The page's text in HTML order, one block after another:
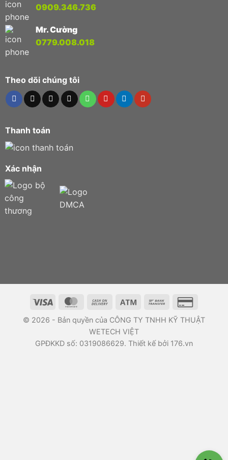
0909.346.736
Mr. Cường
0779.008.018
Theo dõi chúng tôi
Thanh toán
Xác nhận
© 2026 - Bản quyền của CÔNG TY TNHH KỸ THUẬT
WETECH VIỆT
GPĐKKD số: 0319086629. Thiết kế bởi 176.vn